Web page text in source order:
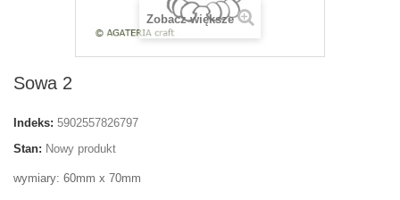
Zobacz większe
Sowa 2
Indeks: 5902557826797
Stan: Nowy produkt
wymiary: 60mm x 70mm